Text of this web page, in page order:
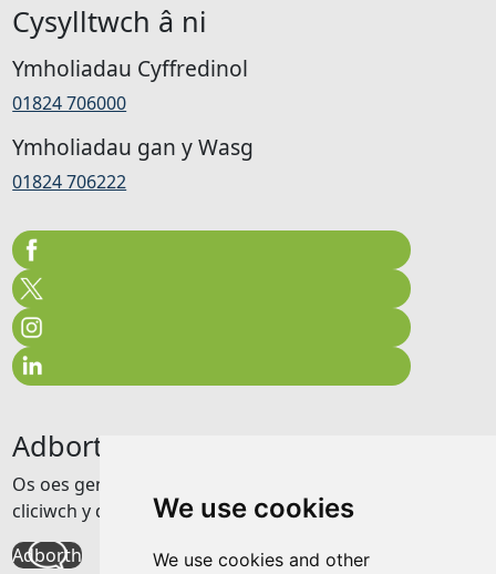
We use cookies
We use cookies and other
Cysylltwch â ni
Ymholiadau Cyffredinol
01824 706000
Ymholiadau gan y Wasg
01824 706222
Adborth
Os oes gennych unrhyw adborth am y wefan hon
cliciwch y ddolen isod
Adborth